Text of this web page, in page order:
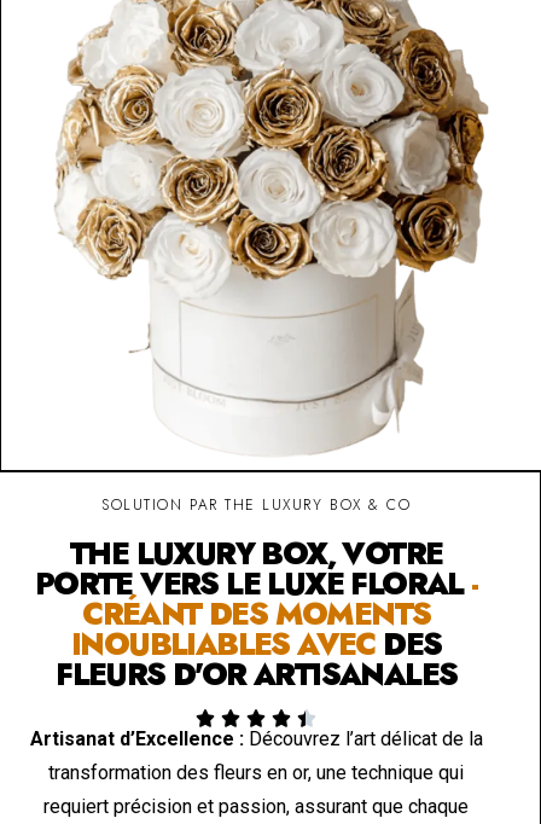
SOLUTION PAR THE LUXURY BOX & CO
THE LUXURY BOX, VOTRE
PORTE VERS LE LUXE FLORAL-
CRÉANT DES MOMENTS
INOUBLIABLES AVEC DES
FLEURS D'OR ARTISANALES
    
Artisanat d’Excellence :Découvrez l’art délicat de la
transformation des fleurs en or, une technique qui
requiert précision et passion, assurant que chaque